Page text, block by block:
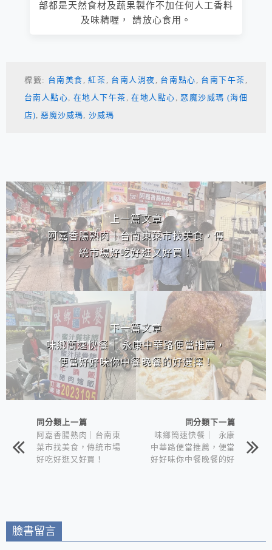
部都是天然食材及蔬果製作不加任何人工香料
及味精喔， 請放心食用。
標籤: 台南美食 ,紅茶 , 台南人消夜 , 台南點心 , 台南下午茶 ,
台南人點心, 在地人下午茶 ,在地人點心 ,惡魔沙威瑪 (海佃
店),惡魔沙威瑪, 沙威瑪
相連文章
上一篇文章
阿嘉香腸熟肉｜台南東菜市找美食，傳
統市場好吃好逛又好買！
下一篇文章
味鄉簡速快餐｜ 永康中華路便當推薦，
便當好好味你中餐晚餐的好選擇！
同分類上一篇
阿嘉香腸熟肉｜台南東
菜市找美食，傳統市場
好吃好逛又好買！
同分類下一篇
味鄉簡速快餐｜ 永康
中華路便當推薦，便當
好好味你中餐晚餐的好
臉書留言